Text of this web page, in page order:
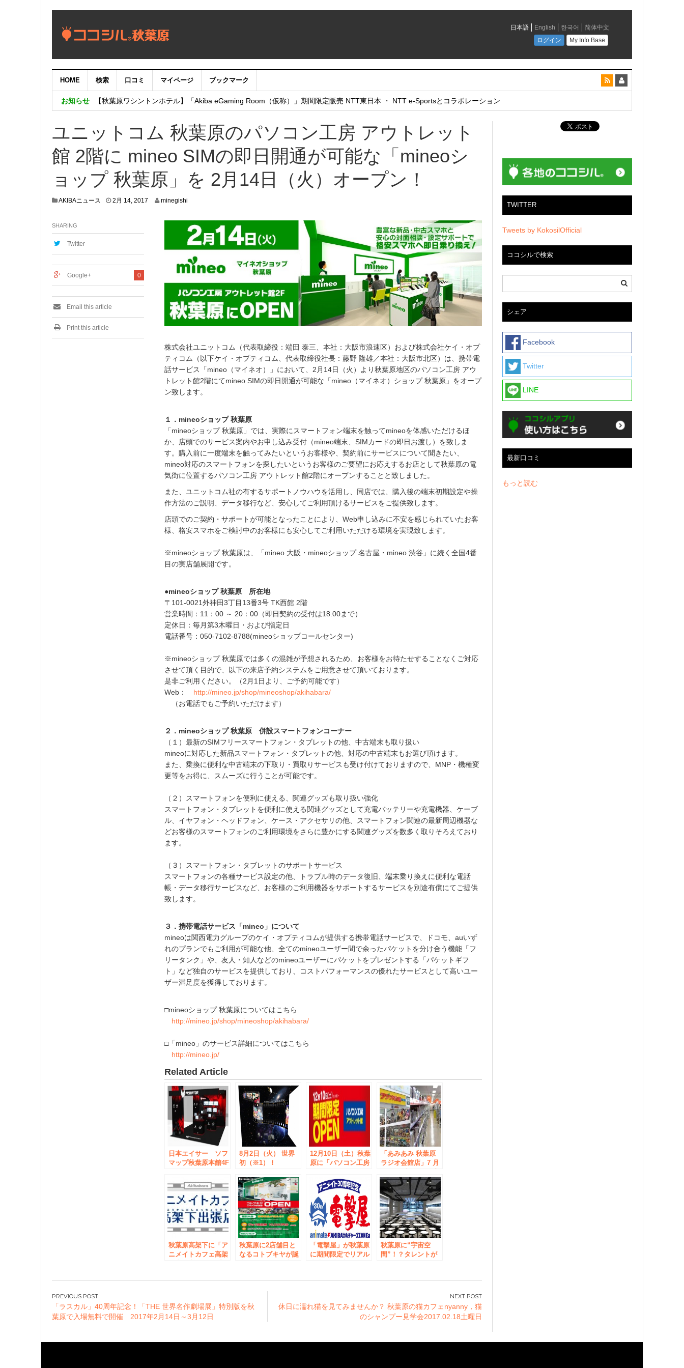
HOME 検索 口コミ マイページ ブックマーク
お知らせ
【重要：9月5日（火）22時】ココシル：アカウントサービス移行のお知らせ
【秋葉原ワシントンホテル】「Akiba eGaming Room（仮称）」期間限定販売 NTT東日本 ・ NTT e-Sportsとコラボレーション
ユニットコム 秋葉原のパソコン工房 アウトレット
館 2階に mineo SIMの即日開通が可能な「mineoシ
ョップ 秋葉原」を 2月14日（火）オープン！
AKIBAニュース 2月 14, 2017 minegishi
株式会社ユニットコム（代表取締役：端田 泰三、本社：大阪市浪速区）および株式会社ケイ・オプ
ティコム（以下ケイ・オプティコム、代表取締役社長：藤野 隆雄／本社：大阪市北区）は、携帯電
話サービス「mineo（マイネオ）」において、2月14日（火）より秋葉原地区のパソコン工房 アウ
トレット館2階にてmineo SIMの即日開通が可能な「mineo（マイネオ）ショップ 秋葉原」をオープ
ン致します。
１．mineoショップ 秋葉原
「mineoショップ 秋葉原」では、実際にスマートフォン端末を触ってmineoを体感いただけるほ
か、店頭でのサービス案内やお申し込み受付（mineo端末、SIMカードの即日お渡し）を致しま
す。購入前に一度端末を触ってみたいというお客様や、契約前にサービスについて聞きたい、
mineo対応のスマートフォンを探したいというお客様のご要望にお応えするお店として秋葉原の電
気街に位置するパソコン工房 アウトレット館2階にオープンすることと致しました。
また、ユニットコム社の有するサポートノウハウを活用し、同店では、購入後の端末初期設定や操
作方法のご説明、データ移行など、安心してご利用頂けるサービスをご提供致します。
店頭でのご契約・サポートが可能となったことにより、Web申し込みに不安を感じられていたお客
様、格安スマホをご検討中のお客様にも安心してご利用いただける環境を実現致します。
※mineoショップ 秋葉原は、「mineo 大阪・mineoショップ 名古屋・mineo 渋谷」に続く全国4番
目の実店舗展開です。
●mineoショップ 秋葉原 所在地
〒101-0021外神田3丁目13番3号 TK西館 2階
営業時間：11：00 ～ 20：00（即日契約の受付は18:00まで）
定休日：毎月第3木曜日・および指定日
電話番号：050-7102-8788(mineoショップコールセンター)
※mineoショップ 秋葉原では多くの混雑が予想されるため、お客様をお待たせすることなくご対応
させて頂く目的で、以下の来店予約システムをご用意させて頂いております。
是非ご利用ください。（2月1日より、ご予約可能です）
Web： http://mineo.jp/shop/mineoshop/akihabara/
（お電話でもご予約いただけます）
２．mineoショップ 秋葉原 併設スマートフォンコーナー
（１）最新のSIMフリースマートフォン・タブレットの他、中古端末も取り扱い
mineoに対応した新品スマートフォン・タブレットの他、対応の中古端末もお選び頂けます。
また、乗換に便利な中古端末の下取り・買取りサービスも受け付けておりますので、MNP・機種変
更等をお得に、スムーズに行うことが可能です。
（２）スマートフォンを便利に使える、関連グッズも取り扱い強化
スマートフォン・タブレットを便利に使える関連グッズとして充電バッテリーや充電機器、ケーブ
ル、イヤフォン・ヘッドフォン、ケース・アクセサリの他、スマートフォン関連の最新周辺機器な
どお客様のスマートフォンのご利用環境をさらに豊かにする関連グッズを数多く取りそろえており
ます。
（３）スマートフォン・タブレットのサポートサービス
スマートフォンの各種サービス設定の他、トラブル時のデータ復旧、端末乗り換えに便利な電話
帳・データ移行サービスなど、お客様のご利用機器をサポートするサービスを別途有償にてご提供
致します。
３．携帯電話サービス「mineo」について
mineoは関西電力グループのケイ・オプティコムが提供する携帯電話サービスで、ドコモ、auいず
れのプランでもご利用が可能な他、全てのmineoユーザー間で余ったパケットを分け合う機能「フ
リータンク」や、友人・知人などのmineoユーザーにパケットをプレゼントする「パケットギフ
ト」など独自のサービスを提供しており、コストパフォーマンスの優れたサービスとして高いユー
ザー満足度を獲得しております。
□mineoショップ 秋葉原についてはこちら
http://mineo.jp/shop/mineoshop/akihabara/
□「mineo」のサービス詳細についてはこちら
http://mineo.jp/
Related Article
日本エイサー ソフ
マップ秋葉原本館4F
ゲーミングブランド
「Predator（プレデ
ター）ストア」オー
プン 7月22日
（金）より稼働開
始 23日（土）・24
開催！
8月2日（火） 世界
初（※1）！
プレ撮影スタジオ
「オオカゼ寫眞館＠
Akiba produced by
GAINAX」オープ
ン ～アニメやコミ
ックの世界観をトリ
ックアート的な手法
で再現～
12月10日（土）秋葉
原に「パソコン工房
期間限定オープン！
「あみあみ 秋葉原
ラジオ会館店」7 月
ン！ オープニング
キャンペーンも開
催！
秋葉原高架下に「ア
ニメイトカフェ高架
秋葉原に2店舗目と
なるコトブキヤが誕
ナカ 秋葉原』オー
「電撃屋」が秋葉原
に期間限定でリアル
ZONE店」10月8日
秋葉原に“宇宙空
間”！？タレントが
カフェ 秋葉屋』オ
SHARING
Twitter
0
Google+
Email this article
Print this article
投
稿
ナ
「ラスカル」40周年記念！「THE 世界名作劇場展」特別版を秋
葉原で入場無料で開催 2017年2月14日～3月12日
休日に濡れ猫を見てみませんか？ 秋葉原の猫カフェnyanny，猫
のシャンプー見学会2017.02.18土曜日
TWITTER
Tweets by KokosilOfficial
ココシルで検索
シェア
Facebook
Twitter
LINE
最新口コミ
もっと読む